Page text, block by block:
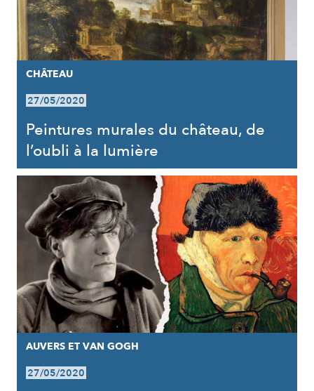
CHÂTEAU
27/05/2020
Peintures murales du château, de
l’oubli à la lumière
AUVERS ET VAN GOGH
27/05/2020